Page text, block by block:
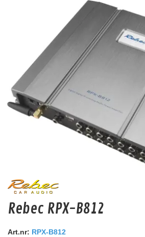
Kanske någon av dessa
dig?
Deaf Bonce Machete 20mm2 OFC (Svart)
20mm2 kopparkabel
Snabblager 1-3 dagar
Rebec RPX-B812
Art.nr: RPX-B812